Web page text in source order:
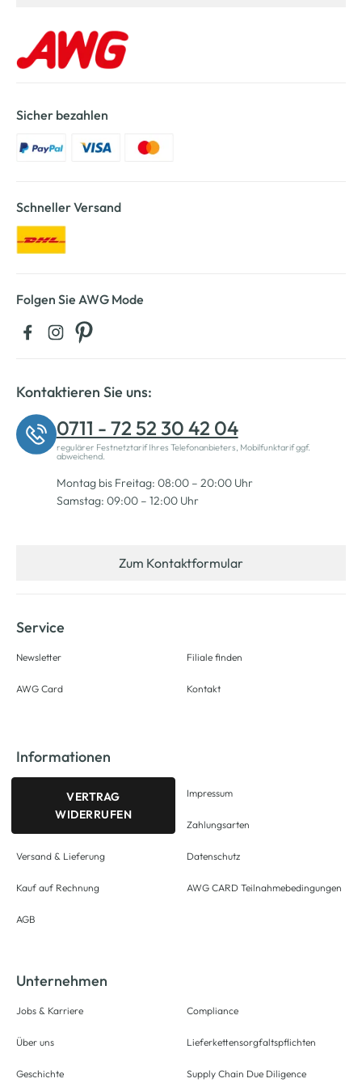
Sicher bezahlen
Schneller Versand
Folgen Sie AWG Mode
Kontaktieren Sie uns:
0711 - 72 52 30 42 04
regulärer Festnetztarif Ihres Telefonanbieters, Mobilfunktarif ggf.
abweichend.
Montag bis Freitag: 08:00 – 20:00 Uhr
Samstag: 09:00 – 12:00 Uhr
Zum Kontaktformular
Service
Newsletter
AWG Card
Filiale finden
Kontakt
Informationen
VERTRAG
WIDERRUFEN
Versand & Lieferung
Kauf auf Rechnung
AGB
Impressum
Zahlungsarten
Datenschutz
AWG CARD Teilnahmebedingungen
Unternehmen
Jobs & Karriere
Über uns
Geschichte
Compliance
Lieferkettensorgfaltspflichten
Supply Chain Due Diligence